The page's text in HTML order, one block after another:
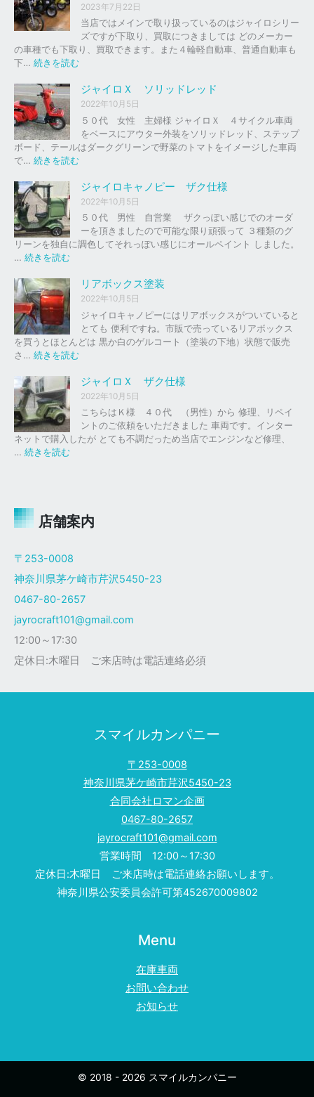
2023年7月22日
当店ではメインで取り扱っているのはジャイロシリー
ズですが下取り、買取につきましては どのメーカー
の車種でも下取り、買取できます。また４輪軽自動車、普通自動車も
下… 続きを読む
ャ
イ
ロ
以
外
の
イ
ク
車
下
、
買
取
を
は
ま
し
た
。
ジャイロＸ ソリッドレッド
2022年10月5日
５０代 女性 主婦様 ジャイロＸ ４サイクル車両
をベースにアウター外装をソリッドレッド、ステップ
ボード、テールはダークグリーンで野菜のトマトをイメージした車両
で… 続きを読む
ャ
イ
ロ
ッ
ド
ッ
ド
ジャイロキャノピー ザク仕様
2022年10月5日
５０代 男性 自営業 ザクっぽい感じでのオーダ
ーを頂きましたので可能な限り頑張って ３種類のグ
リーンを独自に調色してそれっぽい感じにオールペイント しました。
… 続きを読む
イ
ロ
キ
ャ
ノ
ピ
ー
ザ
ク
仕
様
リアボックス塗装
2022年10月5日
ジャイロキャノピーにはリアボックスがついていると
とても 便利ですね。市販で売っているリアボックス
を買うとほとんどは 黒か白のゲルコート（塗装の下地）状態で販売
さ… 続きを読む
ア
ボ
ッ
ク
ス
ジャイロＸ ザク仕様
2022年10月5日
こちらはＫ様 ４０代 （男性）から 修理、リペイ
ントのご依頼をいただきました 車両です。インター
ネットで購入したが とても不調だっため当店でエンジンなど修理、
… 続きを読む
Ｘ
ク
様
店舗案内
〒253-0008
神奈川県茅ケ崎市芹沢5450-23
0467-80-2657
jayrocraft101@gmail.com
12:00～17:30
定休日:木曜日 ご来店時は電話連絡必須
スマイルカンパニー
〒253-0008
神奈川県茅ケ崎市芹沢5450-23
合同会社ロマン企画
0467-80-2657
jayrocraft101@gmail.com
営業時間 12:00～17:30
定休日:木曜日 ご来店時は電話連絡お願いします。
神奈川県公安委員会許可第452670009802
Menu
在庫車両
お問い合わせ
お知らせ
© 2018 - 2026 スマイルカンパニー